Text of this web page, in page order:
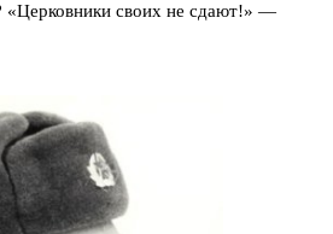
«Церковники своих не сдают!» —